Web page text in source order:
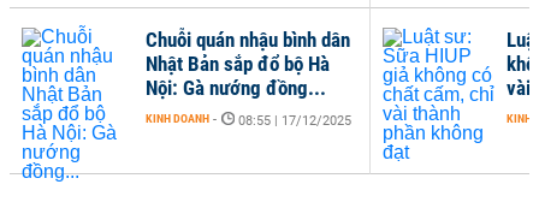
vài
KINH
Chuỗi quán nhậu bình dân
Nhật Bản sắp đổ bộ Hà
Nội: Gà nướng đồng...
KINH DOANH - 08:55 | 17/12/2025